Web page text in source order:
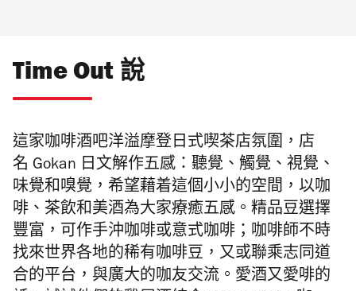
Time Out 說
這家咖啡酒吧洋溢摩登日式喫茶店氛圍，店
名 Gokan 日文解作五感：聽覺、觸覺、視覺、
味覺和嗅覺，希望藉着這個小小的空間，以咖
啡、茶飲和美酒為大家療癒五感。精品豆選擇
豐富，可作手沖咖啡或意式咖啡；咖啡師不時
找來世界各地的稀有咖啡豆，又或聯乘志同道
合的平台， 與廣大的咖友交流。愛酒又愛啡的